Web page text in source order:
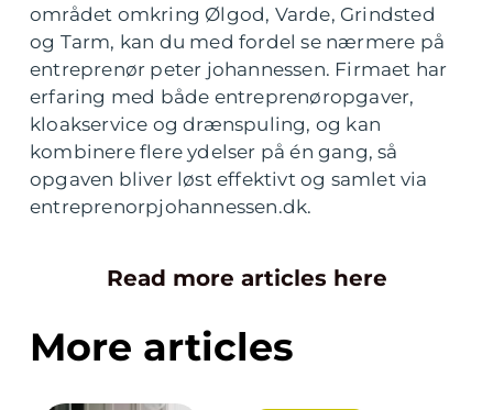
området omkring Ølgod, Varde, Grindsted
og Tarm, kan du med fordel se nærmere på
entreprenør peter johannessen. Firmaet har
erfaring med både entreprenøropgaver,
kloakservice og drænspuling, og kan
kombinere flere ydelser på én gang, så
opgaven bliver løst effektivt og samlet via
entreprenorpjohannessen.dk.
Read more articles here
More articles